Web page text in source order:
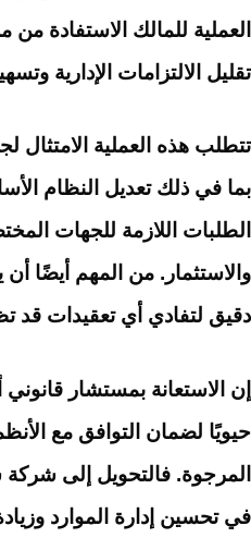
العملية للمالك الاستفادة من
تقليل الالتزامات الإدارية
تتطلب هذه العملية الامتثال
بما في ذلك تعديل النظام
الطلبات اللازمة للجهات
والاستثمار. من المهم أيضًا أن
دقيق لتفادي أي تعقيدات قد
إن الاستعانة بمستشار قانوني
حيويًا لضمان التوافق مع
المرجوة. فالتحويل إلى
في تحسين إدارة الموارد